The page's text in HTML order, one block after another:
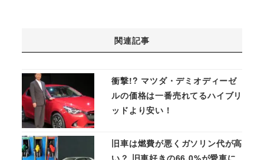
関連記事
衝撃!? マツダ・デミオディーゼ
ルの価格は一番売れてるハイブリ
ッドより安い！
旧車は燃費が悪くガソリン代が高